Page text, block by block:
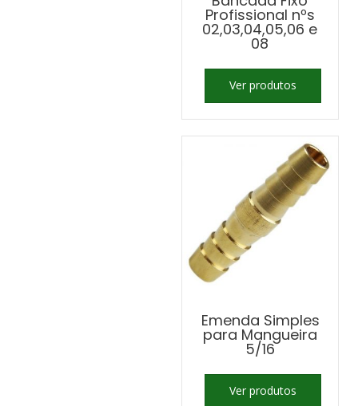
Profissional nºs
02,03,04,05,06 e
08
Ver produtos
Emenda Simples
para Mangueira
5/16
Ver produtos